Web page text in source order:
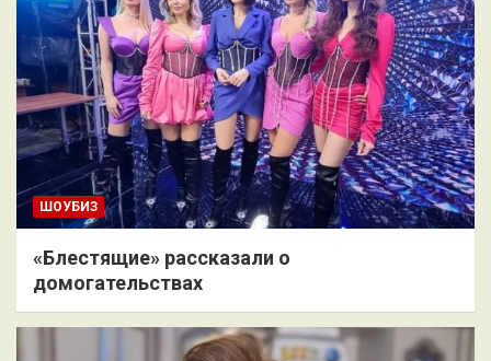
ШОУБИЗ
«Блестящие» рассказали о
домогательствах